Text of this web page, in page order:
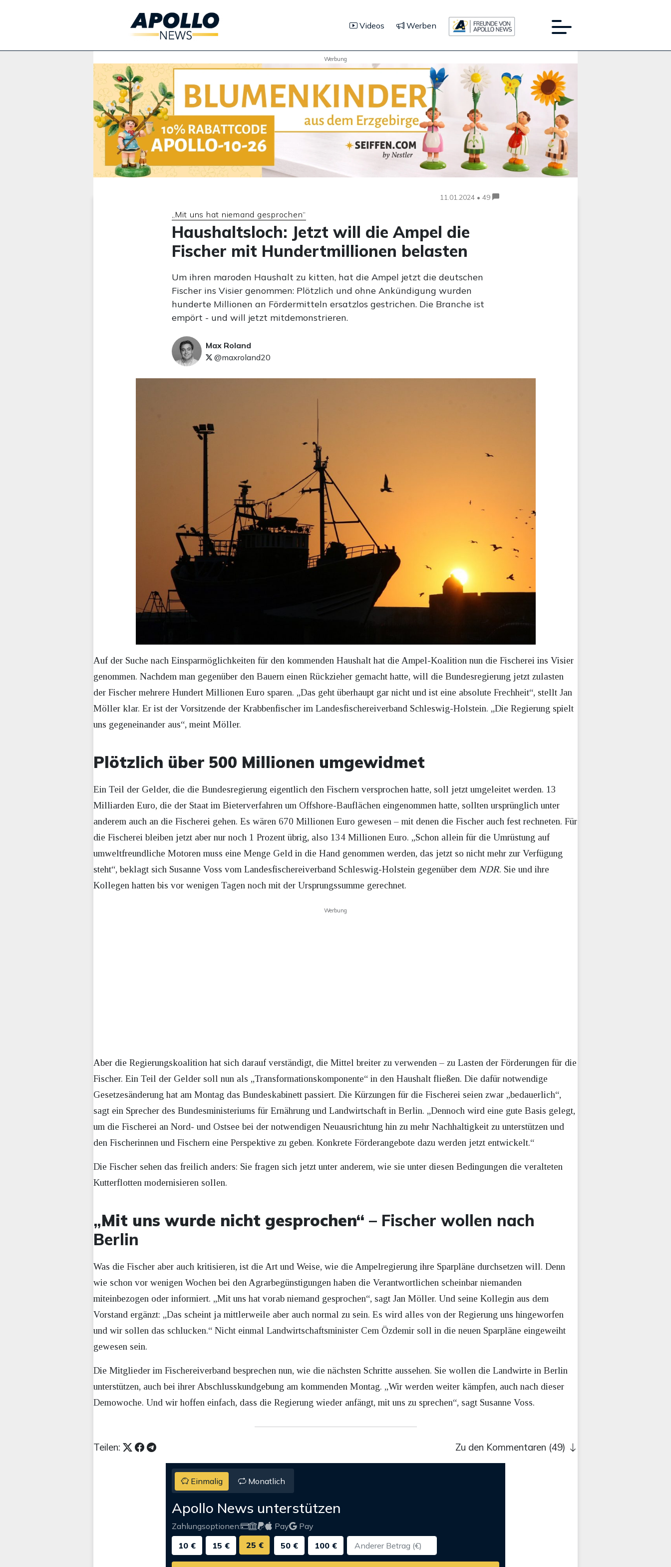
Videos Werben
Werbung
11.01.2024 • 49
„Mit uns hat niemand gesprochen“
Haushaltsloch: Jetzt will die Ampel die
Fischer mit Hundertmillionen belasten
Um ihren maroden Haushalt zu kitten, hat die Ampel jetzt die deutschen
Fischer ins Visier genommen: Plötzlich und ohne Ankündigung wurden
hunderte Millionen an Fördermitteln ersatzlos gestrichen. Die Branche ist
empört - und will jetzt mitdemonstrieren.
Max Roland
@maxroland20
Auf der Suche nach Einsparmöglichkeiten für den kommenden Haushalt hat die Ampel-Koalition nun die Fischerei ins Visier
genommen. Nachdem man gegenüber den Bauern einen Rückzieher gemacht hatte, will die Bundesregierung jetzt zulasten
der Fischer mehrere Hundert Millionen Euro sparen. „Das geht überhaupt gar nicht und ist eine absolute Frechheit“, stellt Jan
Möller klar. Er ist der Vorsitzende der Krabbenfischer im Landesfischereiverband Schleswig-Holstein. „Die Regierung spielt
uns gegeneinander aus“, meint Möller.
Plötzlich über 500 Millionen umgewidmet
Ein Teil der Gelder, die die Bundesregierung eigentlich den Fischern versprochen hatte, soll jetzt umgeleitet werden. 13
Milliarden Euro, die der Staat im Bieterverfahren um Offshore-Bauflächen eingenommen hatte, sollten ursprünglich unter
anderem auch an die Fischerei gehen. Es wären 670 Millionen Euro gewesen – mit denen die Fischer auch fest rechneten. Für
die Fischerei bleiben jetzt aber nur noch 1 Prozent übrig, also 134 Millionen Euro. „Schon allein für die Umrüstung auf
umweltfreundliche Motoren muss eine Menge Geld in die Hand genommen werden, das jetzt so nicht mehr zur Verfügung
steht“, beklagt sich Susanne Voss vom Landesfischereiverband Schleswig-Holstein gegenüber dem NDR. Sie und ihre
Kollegen hatten bis vor wenigen Tagen noch mit der Ursprungssumme gerechnet.
Werbung
Aber die Regierungskoalition hat sich darauf verständigt, die Mittel breiter zu verwenden – zu Lasten der Förderungen für die
Fischer. Ein Teil der Gelder soll nun als „Transformationskomponente“ in den Haushalt fließen. Die dafür notwendige
Gesetzesänderung hat am Montag das Bundeskabinett passiert. Die Kürzungen für die Fischerei seien zwar „bedauerlich“,
sagt ein Sprecher des Bundesministeriums für Ernährung und Landwirtschaft in Berlin. „Dennoch wird eine gute Basis gelegt,
um die Fischerei an Nord- und Ostsee bei der notwendigen Neuausrichtung hin zu mehr Nachhaltigkeit zu unterstützen und
den Fischerinnen und Fischern eine Perspektive zu geben. Konkrete Förderangebote dazu werden jetzt entwickelt.“
Die Fischer sehen das freilich anders: Sie fragen sich jetzt unter anderem, wie sie unter diesen Bedingungen die veralteten
Kutterflotten modernisieren sollen.
„Mit uns wurde nicht gesprochen“ – Fischer wollen nach
Berlin
Was die Fischer aber auch kritisieren, ist die Art und Weise, wie die Ampelregierung ihre Sparpläne durchsetzen will. Denn
wie schon vor wenigen Wochen bei den Agrarbegünstigungen haben die Verantwortlichen scheinbar niemanden
miteinbezogen oder informiert. „Mit uns hat vorab niemand gesprochen“, sagt Jan Möller. Und seine Kollegin aus dem
Vorstand ergänzt: „Das scheint ja mittlerweile aber auch normal zu sein. Es wird alles von der Regierung uns hingeworfen
und wir sollen das schlucken.“ Nicht einmal Landwirtschaftsminister Cem Özdemir soll in die neuen Sparpläne eingeweiht
gewesen sein.
Die Mitglieder im Fischereiverband besprechen nun, wie die nächsten Schritte aussehen. Sie wollen die Landwirte in Berlin
unterstützen, auch bei ihrer Abschlusskundgebung am kommenden Montag. „Wir werden weiter kämpfen, auch nach dieser
Demowoche. Und wir hoffen einfach, dass die Regierung wieder anfängt, mit uns zu sprechen“, sagt Susanne Voss.
Teilen: Zu den Kommentaren (49)
Einmalig Monatlich
Apollo News unterstützen
Zahlungsoptionen: Pay
Pay
10 €
15 € 25 € 50 € 100 €